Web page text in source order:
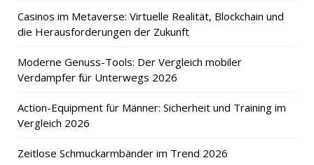
Casinos im Metaverse: Virtuelle Realität, Blockchain und
die Herausforderungen der Zukunft
Moderne Genuss-Tools: Der Vergleich mobiler
Verdampfer für Unterwegs 2026
Action-Equipment für Männer: Sicherheit und Training im
Vergleich 2026
Zeitlose Schmuckarmbänder im Trend 2026